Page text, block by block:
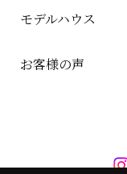
モデルハウス
お客様の声